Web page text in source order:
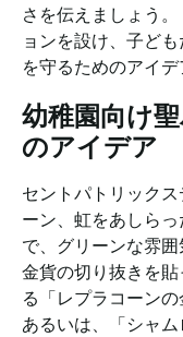
さを伝えましょう
ョンを設け、子ど
を守るためのアイ
幼稚園向け
のアイデア
セントパトリック
ーン、虹をあしら
で、グリーンな雰
金貨の切り抜きを
る「レプラコーン
あるいは、「シャ